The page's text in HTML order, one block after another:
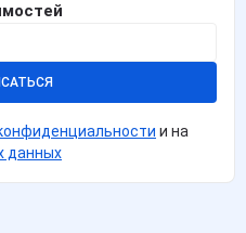
и на
данных